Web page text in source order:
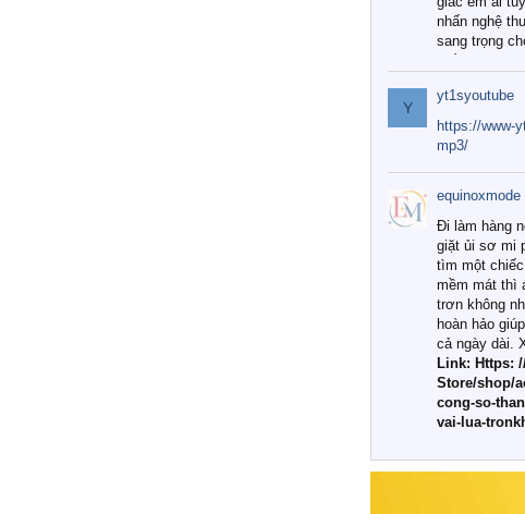
nhấn nghệ
sang trọng
Tuy nhiên,
với vô vàn
như hiện nay,
được những
cấp thực sự
khí hậu và
đình? Hãy
giải đáp chi
1. Tại sao
chuộng chăn
Khác với các
thường,
cao cấp trải
nghiêm ngặt
liệu tự nhiên
nhuộm hiện
này, bạn sẽ
Y
yt1syoutube
https://www-
mp3/
equinoxmode
Đi làm hàng
giặt ủi sơ mi
tìm một
mềm mát thì
trơn không
hoàn hảo
cả ngày dài.
Link: Https:
Store/shop/
cong-so-
vai-lua-